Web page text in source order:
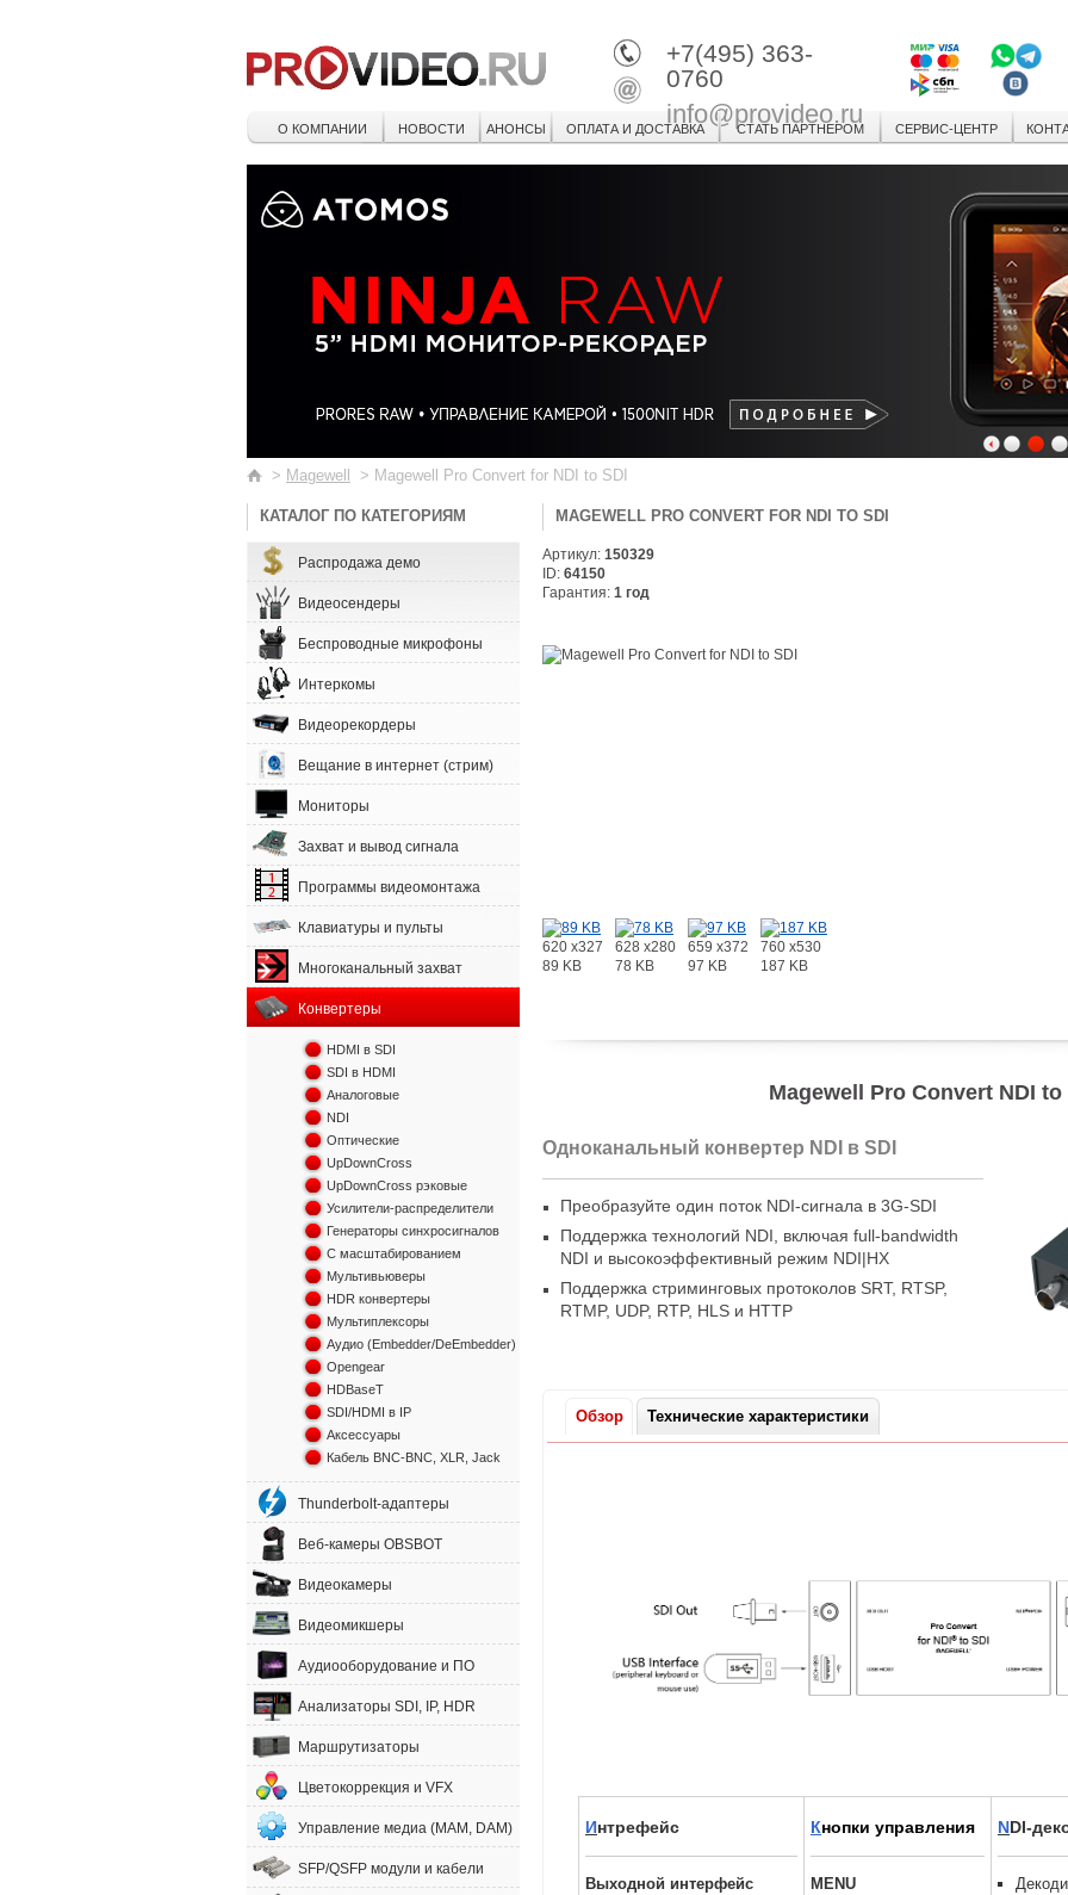
+7(495) 363-
0760
info@provideo.ru
О КОМПАНИИ НОВОСТИ АНОНСЫ ОПЛАТА И ДОСТАВКА СТАТЬ ПАРТНЕРОМ СЕРВИС-ЦЕНТР
1 2 3
> Magewell > Magewell Pro Convert for NDI to SDI
КАТАЛОГ ПО КАТЕГОРИЯМ
Распродажа демо
Видеосендеры
Беспроводные микрофоны
Интеркомы
Видеорекордеры
Вещание в интернет (стрим)
Мониторы
Захват и вывод сигнала
Программы видеомонтажа
Клавиатуры и пульты
Многоканальный захват
Конвертеры
HDMI в SDI
SDI в HDMI
Аналоговые
NDI
Оптические
UpDownCross
UpDownCross рэковые
Усилители-распределители
Генераторы синхросигналов
С масштабированием
Мультивьюверы
HDR конвертеры
Мультиплексоры
Аудио (Embedder/DeEmbedder)
Opengear
HDBaseT
SDI/HDMI в IP
Аксессуары
Кабель BNC-BNC, XLR, Jack
Thunderbolt-адаптеры
Веб-камеры OBSBOT
Видеокамеры
Видеомикшеры
Аудиооборудование и ПО
Анализаторы SDI, IP, HDR
Маршрутизаторы
Цветокоррекция и VFX
Управление медиа (MAM, DAM)
SFP/QSFP модули и кабели
MAGEWELL PRO CONVERT FOR NDI TO SDI
Артикул: 150329
ID: 64150
Гарантия: 1 год
620 x327
89 KB
628 x280
78 KB
659 x372
97 KB
760 x530
187 KB
Magewell Pro Convert NDI to
Одноканальный конвертер NDI в SDI
Преобразуйте один поток NDI-сигнала в 3G-SDI
Поддержка технологий NDI
включая full-bandwidth
NDI и высокоэффективный режим NDI|HX
Поддержка стриминговых протоколов SRT, RTSP,
RTMP, UDP, RTP, HLS и HTTP
Обзор Технические характеристики
Интрефейс
Выходной интерфейс
Кнопки управления
MENU
NDI-